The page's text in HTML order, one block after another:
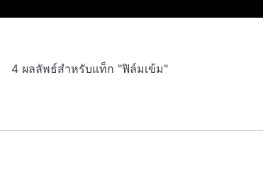
4 ผลลัพธ์สำหรับแท็ก "ฟิล์มเข้ม"